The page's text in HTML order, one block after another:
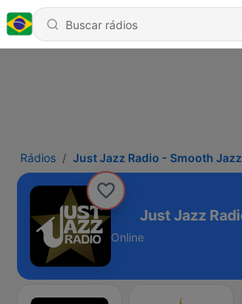
Rádios Just Jazz Radio - Smooth Jazz
Jazz
Online